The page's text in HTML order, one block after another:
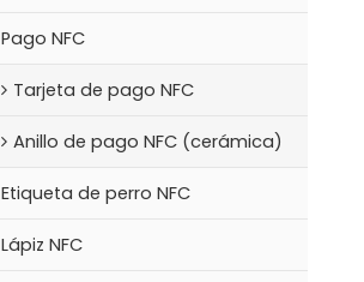
Pago NFC
Tarjeta de pago NFC
Anillo de pago NFC (cerámica)
Etiqueta de perro NFC
Lápiz NFC